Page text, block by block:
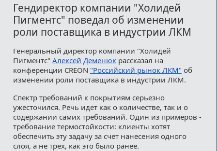
Пользовательское соглашение
Медиакит
Контакты
Гендиректор компании "Холидей
Пигментс" поведал об изменении
роли поставщика в индустрии ЛКМ
Генеральный директор компании "Холидей
Пигментс" Алексей Деменюкрассказал на
конференции CREON "Российский рынок ЛКМ" об
изменении роли поставщика в индустрии ЛКМ.
Спектр требований к покрытиям серьезно
ужесточился. Речь идет как о количестве, так и о
содержании самих требований. Один из примеров -
требование термостойкости: клиенты хотят
обеспечить эту задачу за счет нанесения одного
слоя, а не трех, как это было ранее.